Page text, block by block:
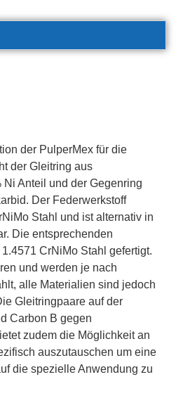
der PulperMex für die
der Gleitring aus
Ni Anteil und der Gegenring
Der Federwerkstoff
Stahl und ist alternativ in
Die entsprechenden
CrNiMo Stahl gefertigt.
und werden je nach
alle Materialien sind jedoch
Gleitringpaare auf der
Carbon B gegen
zudem die Möglichkeit an
auszutauschen um eine
die spezielle Anwendung zu